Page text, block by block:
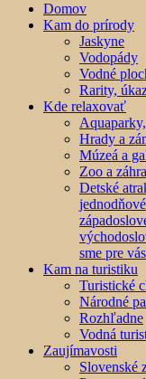
Domov
Kam do prírody
Jaskyne
Vodopády
Vodné
Rarity,
Kde relaxovať
Hrady a
Múzeá a
Zoo a
Detské
sme pre
Kam na turistiku
Turistické
Národné
Rozhľadne
Vodná
Zaujímavosti
Slovenské